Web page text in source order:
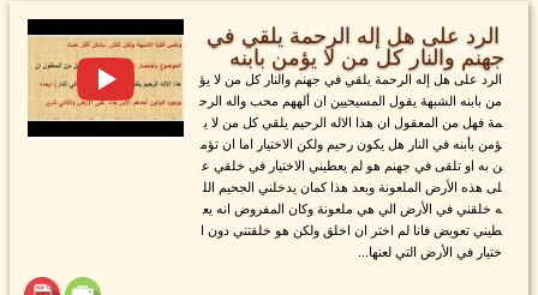
الرد على هل إله الرحمة يلقي في
جهنم والنار كل من لا يؤمن بابنه
الرد على هل إله الرحمة يلقي في جهنم والنار كل من لا يؤ
من بابنه الشبهة يقول المسيحيين ان ألههم محب واله الرح
مة فهل من المعقول ان هذا الاله الرحيم يلقي كل من لا ي
ؤمن بأبنه في النار هل يكون رحيم ولكن الاختيار اما ان تؤم
ن به او تلقى في جهنم هو لم يعطيني الاختيار في خلقي ع
لى هذه الأرض الملعونة وبعد هذا كمان يدخلني الجحيم الل
ه خلقني في الأرض الي هي ملعونة وكان المفروض انه يع
طيني تعويض فانا لم اختر ان اخلق ولكن هو خلقتني دون ا
ختيار في الأرض التي لعنها...